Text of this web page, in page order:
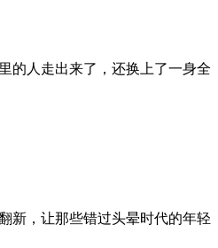
的人走出来了，还换上了一身全
新，让那些错过头晕时代的年轻